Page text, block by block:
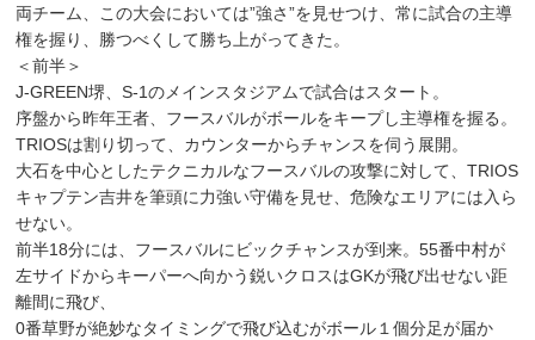
両チーム、この大会においては”強さ”を見せつけ、常に試合の主導
権を握り、勝つべくして勝ち上がってきた。
＜前半＞
J-GREEN堺、S-1のメインスタジアムで試合はスタート。
序盤から昨年王者、フースバルがボールをキープし主導権を握る。
TRIOSは割り切って、カウンターからチャンスを伺う展開。
大石を中心としたテクニカルなフースバルの攻撃に対して、TRIOS
キャプテン吉井を筆頭に力強い守備を見せ、危険なエリアには入ら
せない。
前半18分には、フースバルにビックチャンスが到来。55番中村が
左サイドからキーパーへ向かう鋭いクロスはGKが飛び出せない距
離間に飛び、
0番草野が絶妙なタイミングで飛び込むがボール１個分足が届か